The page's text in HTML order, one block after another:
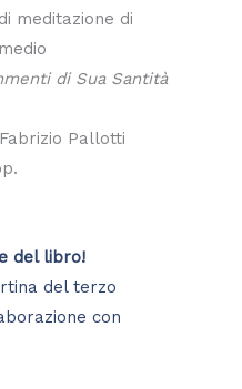
meditazione di
di Sua Santità
Pallotti
del libro!